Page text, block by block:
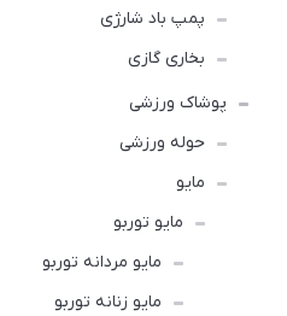
پمپ باد شارژی
بخاری گازی
پوشاک ورزشی
حوله ورزشی
مايو
مایو توربو
مایو مردانه توربو
مایو زنانه توربو